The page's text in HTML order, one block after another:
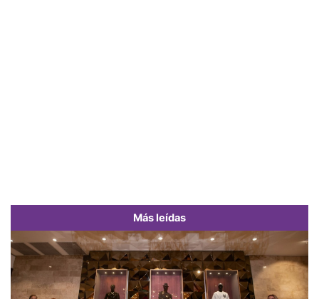
Más leídas